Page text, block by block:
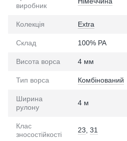
виробник
Колекція Extra
Склад 100% PA
Висота ворса 4 мм
Тип ворса Комбінований
Ширина
рулону
4 м
Клас
зносостійкості
23 31